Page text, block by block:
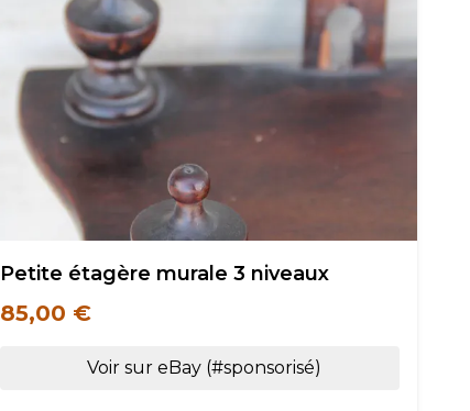
Petite étagère murale 3 niveaux
85,00 €
Voir sur eBay (#sponsorisé)